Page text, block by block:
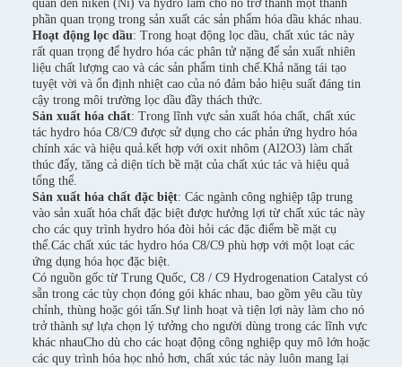
quan đến niken (Ni) và hydro làm cho nó trở thành một thành
phần quan trọng trong sản xuất các sản phẩm hóa dầu khác nhau.
Hoạt động lọc dầu: Trong hoạt động lọc dầu, chất xúc tác này
rất quan trọng để hydro hóa các phân tử nặng để sản xuất nhiên
liệu chất lượng cao và các sản phẩm tinh chế.Khả năng tái tạo
tuyệt vời và ổn định nhiệt cao của nó đảm bảo hiệu suất đáng tin
cậy trong môi trường lọc dầu đầy thách thức.
Sản xuất hóa chất: Trong lĩnh vực sản xuất hóa chất, chất xúc
tác hydro hóa C8/C9 được sử dụng cho các phản ứng hydro hóa
chính xác và hiệu quả.kết hợp với oxit nhôm (Al2O3) làm chất
thúc đẩy, tăng cả diện tích bề mặt của chất xúc tác và hiệu quả
tổng thể.
Sản xuất hóa chất đặc biệt: Các ngành công nghiệp tập trung
vào sản xuất hóa chất đặc biệt được hưởng lợi từ chất xúc tác này
cho các quy trình hydro hóa đòi hỏi các đặc điểm bề mặt cụ
thể.Các chất xúc tác hydro hóa C8/C9 phù hợp với một loạt các
ứng dụng hóa học đặc biệt.
Có nguồn gốc từ Trung Quốc, C8 / C9 Hydrogenation Catalyst có
sẵn trong các tùy chọn đóng gói khác nhau, bao gồm yêu cầu tùy
chỉnh, thùng hoặc gói tấn.Sự linh hoạt và tiện lợi này làm cho nó
trở thành sự lựa chọn lý tưởng cho người dùng trong các lĩnh vực
khác nhauCho dù cho các hoạt động công nghiệp quy mô lớn hoặc
các quy trình hóa học nhỏ hơn, chất xúc tác này luôn mang lại